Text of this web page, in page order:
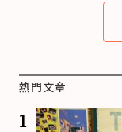
熱門文章
1